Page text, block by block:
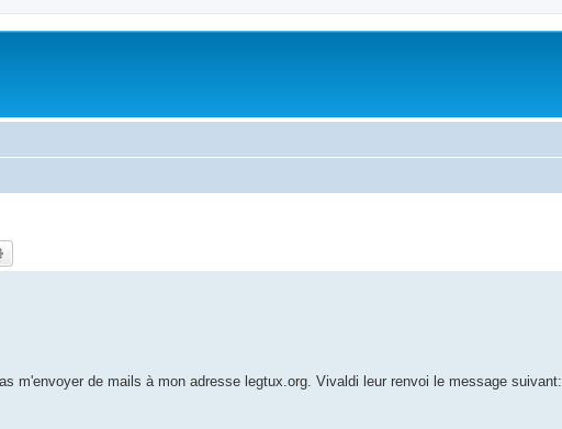
m'envoyer de mails à mon adresse legtux.org. Vivaldi leur renvoi le message suivant: